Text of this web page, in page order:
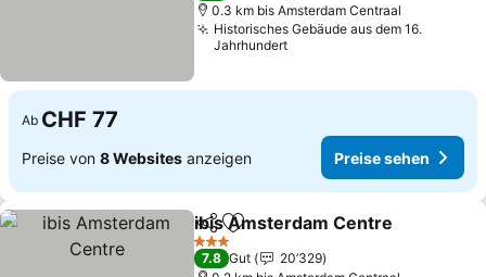
0.3 km bis Amsterdam Centraal
Historisches Gebäude aus dem 16.
Jahrhundert
Ab CHF 77
Preise von 8 Websites anzeigen Preise sehen
TeilenZu Favoriten hinzufügen
ibis Amsterdam Centre
3 Sterne
7.8 Gut
20’329